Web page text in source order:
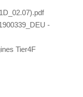
-
Tier4F